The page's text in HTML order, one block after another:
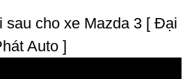
sau cho xe Mazda 3 [ Đại
Auto ]